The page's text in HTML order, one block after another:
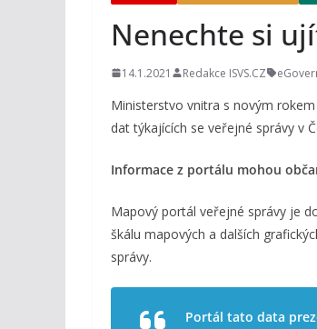
Nenechte si
14.1.2021 Redakce ISVS.CZ
Ministerstvo vnitra s novým
dat týkajících se veřejné správy v
Informace z portálu mohou
Mapový portál veřejné správy je
škálu mapových a dalších
správy.
Portál tato data